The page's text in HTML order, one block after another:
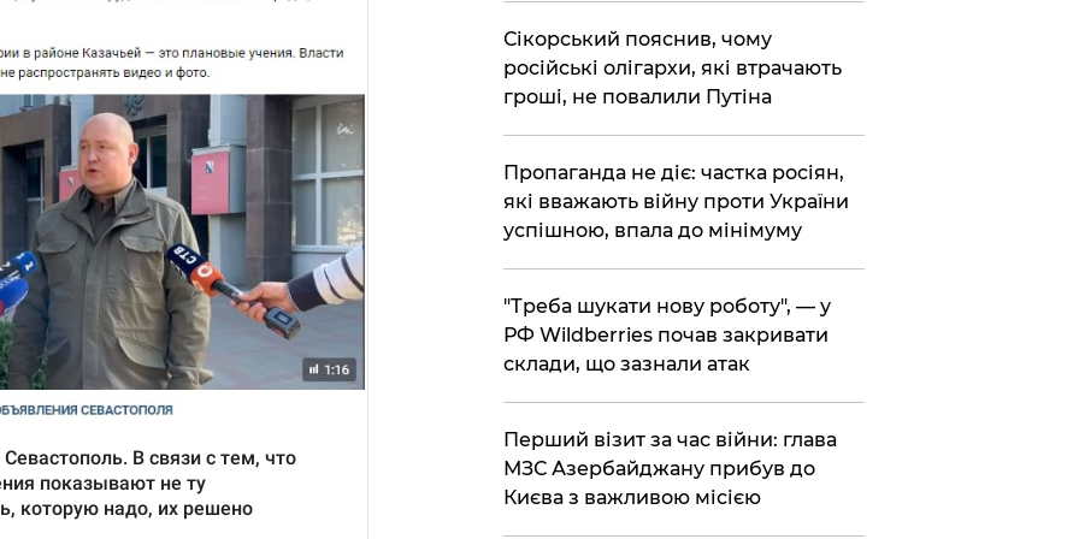
​Сікорський пояснив, чому
російські олігархи, які втрачають
гроші, не повалили Путіна
​Пропаганда не діє: частка росіян,
які вважають війну проти України
успішною, впала до мінімуму
​"Треба шукати нову роботу", — у
РФ Wildberries почав закривати
склади, що зазнали атак
​Перший візит за час війни: глава
МЗС Азербайджану прибув до
Києва з важливою місією